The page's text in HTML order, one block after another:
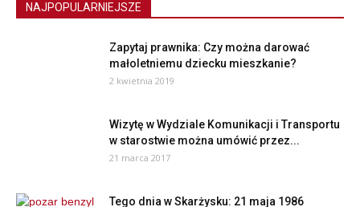
NAJPOPULARNIEJSZE
Zapytaj prawnika: Czy można darować
małoletniemu dziecku mieszkanie?
2 kwietnia 2019
Wizytę w Wydziale Komunikacji i Transportu
w starostwie można umówić przez...
21 marca 2017
Tego dnia w Skarżysku: 21 maja 1986